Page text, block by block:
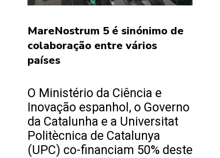
MareNostrum 5 é sinónimo de
colaboração entre vários
países
O Ministério da Ciência e
Inovação espanhol, o Governo
da Catalunha e a Universitat
Politècnica de Catalunya
(UPC) co-financiam 50% deste